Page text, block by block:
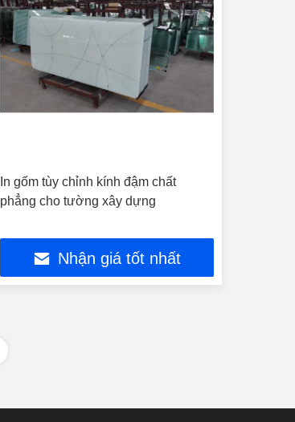
In gốm tùy chỉnh kính đậm chất
phẳng cho tường xây dựng
Nhận giá tốt nhất